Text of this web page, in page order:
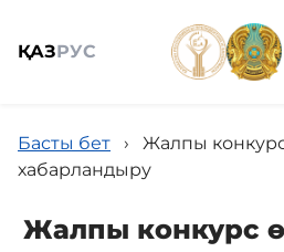
ҚАЗРУС
Басты бет ›
Жалпы конкурс
хабарландыру
Жалпы конкурс